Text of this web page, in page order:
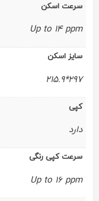
سرعت اسکن
Up to 14 ppm
سایز اسکن
297*215.9
کپی
دارد
سرعت کپی رنگی
Up to 16 ppm